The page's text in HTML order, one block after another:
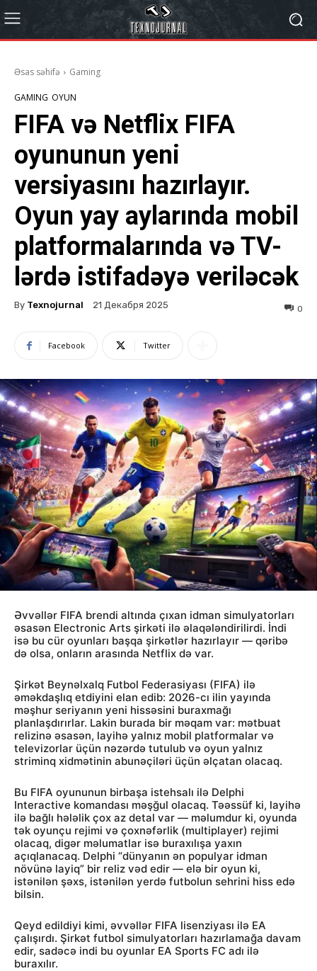
Əsas səhifə Gaming
GAMING OYUN
FIFA və Netflix FIFA
oyununun yeni
versiyasını hazırlayır.
Oyun yay aylarında mobil
platformalarında və TV-
lərdə istifadəyə veriləcək
By Texnojurnal 21 Декабря 2025 0
Facebook Twitter
Əvvəllər FIFA brendi altında çıxan idman simulyatorları
əsasən Electronic Arts şirkəti ilə əlaqələndirilirdi. İndi
isə bu cür oyunları başqa şirkətlər hazırlayır — qəribə
də olsa, onların arasında Netflix də var.
Şirkət Beynəlxalq Futbol Federasiyası (FIFA) ilə
əməkdaşlıq etdiyini elan edib: 2026-cı ilin yayında
məşhur seriyanın yeni hissəsini buraxmağı
planlaşdırırlar. Lakin burada bir məqam var: mətbuat
relizinə əsasən, layihə yalnız mobil platformalar və
televizorlar üçün nəzərdə tutulub və oyun yalnız
striminq xidmətinin abunəçiləri üçün əlçatan olacaq.
Bu FIFA oyununun birbaşa istehsalı ilə Delphi
Interactive komandası məşğul olacaq. Təəssüf ki, layihə
ilə bağlı hələlik çox az detal var — məlumdur ki, oyunda
tək oyunçu rejimi və çoxnəfərlik (multiplayer) rejimi
olacaq, digər məlumatlar isə buraxılışa yaxın
açıqlanacaq. Delphi “dünyanın ən populyar idman
növünə layiq” bir reliz vəd edir — elə bir oyun ki,
istənilən şəxs, istənilən yerdə futbolun sehrini hiss edə
bilsin.
Qeyd edildiyi kimi, əvvəllər FIFA lisenziyası ilə EA
çalışırdı. Şirkət futbol simulyatorları hazırlamağa davam
edir, sadəcə indi bu oyunlar EA Sports FC adı ilə
buraxılır.